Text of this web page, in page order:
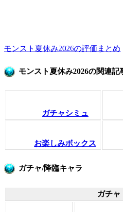
モンスト夏休み2026の評価まとめ
モンスト夏休み2026の関連記
ガチャシミュ
お楽しみボックス
ガチャ/降臨キャラ
ガチャ